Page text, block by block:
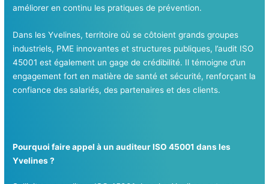
améliorer en continu les pratiques de prévention.
Dans les Yvelines, territoire où se côtoient grands groupes
industriels, PME innovantes et structures publiques, l’audit ISO
45001 est également un gage de crédibilité. Il témoigne d’un
engagement fort en matière de santé et sécurité, renforçant la
confiance des salariés, des partenaires et des clients.
Pourquoi faire appel à un auditeur ISO 45001 dans les
Yvelines ?